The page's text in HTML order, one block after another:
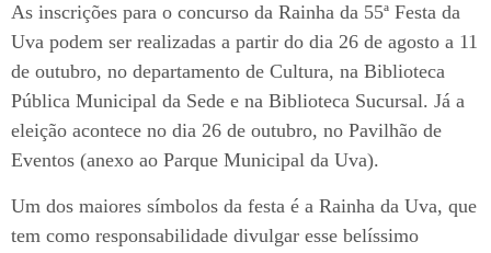
As inscrições para o concurso da Rainha da 55ª Festa da
Uva podem ser realizadas a partir do dia 26 de agosto a 11
de outubro, no departamento de Cultura, na Biblioteca
Pública Municipal da Sede e na Biblioteca Sucursal. Já a
eleição acontece no dia 26 de outubro, no Pavilhão de
Eventos (anexo ao Parque Municipal da Uva).
Um dos maiores símbolos da festa é a Rainha da Uva, que
tem como responsabilidade divulgar esse belíssimo